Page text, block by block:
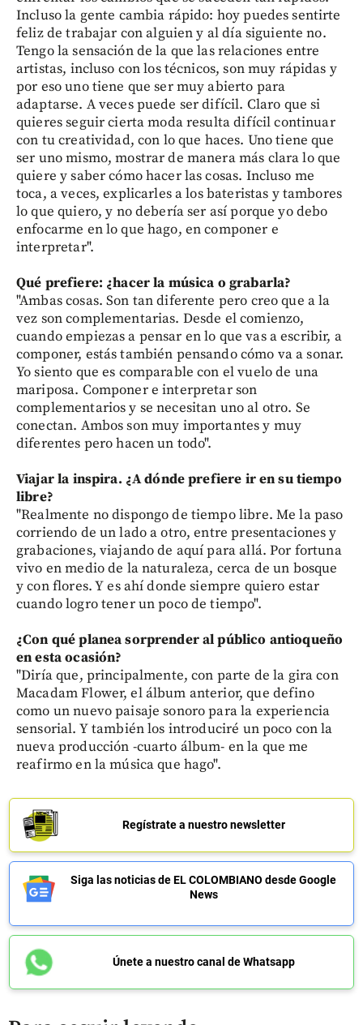
Incluso la gente cambia rápido: hoy puedes sentirte
feliz de trabajar con alguien y al día siguiente no.
Tengo la sensación de la que las relaciones entre
artistas, incluso con los técnicos, son muy rápidas y
por eso uno tiene que ser muy abierto para
adaptarse. A veces puede ser difícil. Claro que si
quieres seguir cierta moda resulta difícil continuar
con tu creatividad, con lo que haces. Uno tiene que
ser uno mismo, mostrar de manera más clara lo que
quiere y saber cómo hacer las cosas. Incluso me
toca, a veces, explicarles a los bateristas y tambores
lo que quiero, y no debería ser así porque yo debo
enfocarme en lo que hago, en componer e
interpretar".
Qué prefiere: ¿hacer la música o grabarla?
"Ambas cosas. Son tan diferente pero creo que a la
vez son complementarias. Desde el comienzo,
cuando empiezas a pensar en lo que vas a escribir, a
componer, estás también pensando cómo va a sonar.
Yo siento que es comparable con el vuelo de una
mariposa. Componer e interpretar son
complementarios y se necesitan uno al otro. Se
conectan. Ambos son muy importantes y muy
diferentes pero hacen un todo".
Viajar la inspira. ¿A dónde prefiere ir en su tiempo
libre?
"Realmente no dispongo de tiempo libre. Me la paso
corriendo de un lado a otro, entre presentaciones y
grabaciones, viajando de aquí para allá. Por fortuna
vivo en medio de la naturaleza, cerca de un bosque
y con flores. Y es ahí donde siempre quiero estar
cuando logro tener un poco de tiempo".
¿Con qué planea sorprender al público antioqueño
en esta ocasión?
"Diría que, principalmente, con parte de la gira con
Macadam Flower, el álbum anterior, que defino
como un nuevo paisaje sonoro para la experiencia
sensorial. Y también los introduciré un poco con la
nueva producción -cuarto álbum- en la que me
reafirmo en la música que hago".
Regístrate a nuestro newsletter
Siga las noticias de EL COLOMBIANO desde Google
News
Únete a nuestro canal de Whatsapp